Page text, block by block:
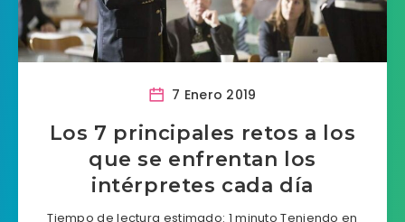
7 Enero 2019
Los 7 principales retos a los
que se enfrentan los
intérpretes cada día
Tiempo de lectura estimado: 1 minuto Teniendo en